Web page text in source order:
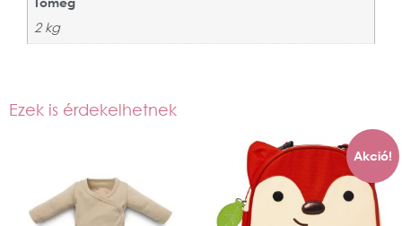
2 kg
Ezek is érdekelhetnek
Akció!